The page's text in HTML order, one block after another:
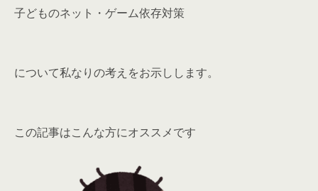
子どものネット・ゲーム依存対策
について私なりの考えをお示しします。
この記事はこんな方にオススメです